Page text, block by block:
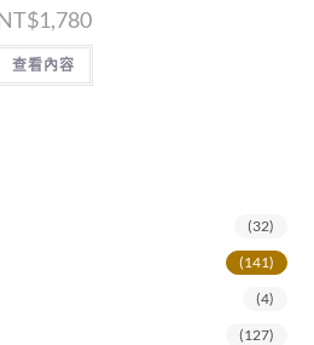
1,780
查看內容
(32)
(141)
(4)
(127)